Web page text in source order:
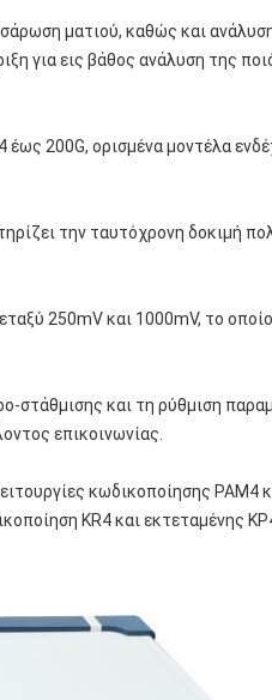
ματιού, καθώς και
για εις βάθος ανάλυση της
200G, ορισμένα μοντέλα
την ταυτόχρονη δοκιμή
250mV και 1000mV, το
στάθμισης και τη ρύθμιση
επικοινωνίας.
κωδικοποίησης PAM4
KR4 και εκτεταμένης